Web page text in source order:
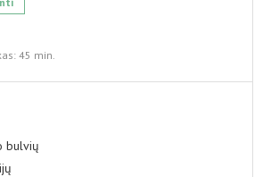
45 min.
bulvių